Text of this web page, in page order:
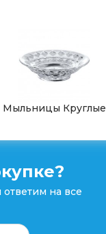
Мыльницы Круглые
на все